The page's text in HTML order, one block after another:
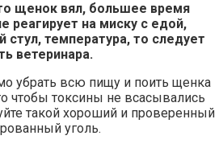
щенок вял, большее время
реагирует на миску с едой,
стул, температура, то следует
ветеринара.
убрать всю пищу и поить щенка
чтобы токсины не всасывались
такой хороший и проверенный
уголь.